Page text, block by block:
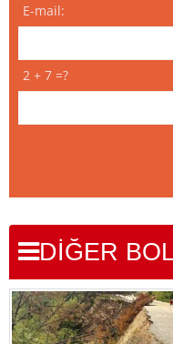
E-mail:
2 + 7 =?
DİĞER